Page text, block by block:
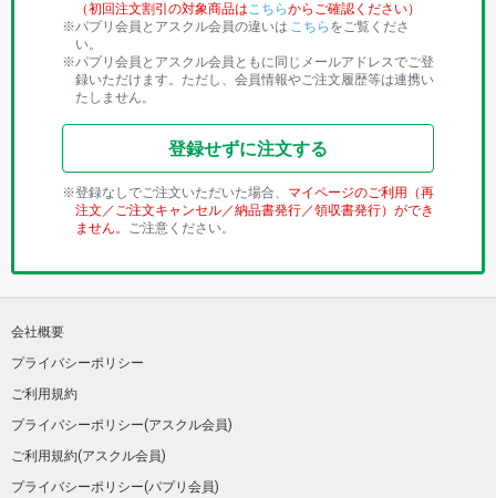
（初回注文割引の対象商品はこちらからご確認ください）
パプリ会員とアスクル会員の違いは こちら をご覧くださ
い。
パプリ会員とアスクル会員ともに同じメールアドレスでご登
録いただけます。ただし、会員情報やご注文履歴等は連携い
たしません。
登録せずに注文する
登録なしでご注文いただいた場合、 マイページのご利用（再
注文／ご注文キャンセル／納品書発行／領収書発行）ができ
ません。 ご注意ください。
会社概要
プライバシーポリシー
ご利用規約
プライバシーポリシー(アスクル会員)
ご利用規約(アスクル会員)
プライバシーポリシー(パプリ会員)